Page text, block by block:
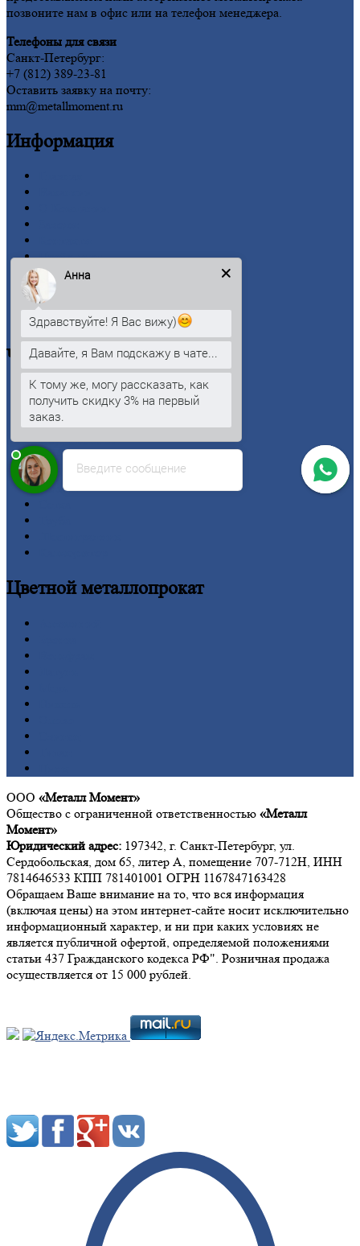
позвоните нам в офис или на телефон менеджера.
Телефоны для связи
Санкт-Петербург:
+7 (812) 389-23-81
Оставить заявку на почту:
mm@metallmoment.ru
Информация
Прайс-лист
Новости
Личный
Оформление
Оплата
Черныйметаллопрокат
Арматура
Двутавроваябалка (двутавр)
Квадрат
Кругстальной
Лист
Проволока
Рельсы
Цветнойметаллопрокат
ООО «Металл Момент»
Общество с ограниченной ответственностью «Металл
Момент»
Юридический адрес: 197342, г. Санкт-Петербург, ул.
Сердобольская, дом 65, литер А, помещение 707-712Н, ИНН
7814646533 КПП 781401001 ОГРН 1167847163428
Обращаем Ваше внимание на то, что вся информация
(включая цены) на этом интернет-сайте носит исключительно
информационный характер, и ни при каких условиях не
является публичной офертой, определяемой положениями
статьи 437 Гражданского кодекса РФ". Розничная продажа
осуществляется от 15 000 рублей.
Введите сообщение
Анна
Здравствуйте! Я Вас вижу)
Давайте, я Вам подскажу в чате...
К тому же, могу рассказать, как
получить скидку 3% на первый
заказ.